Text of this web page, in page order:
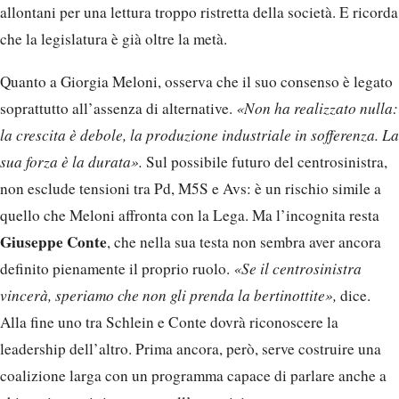
allontani per una lettura troppo ristretta della società. E ricorda
che la legislatura è già oltre la metà.
Quanto a Giorgia Meloni, osserva che il suo consenso è legato
soprattutto all’assenza di alternative. «Non ha realizzato nulla:
la crescita è debole, la produzione industriale in sofferenza. La
sua forza è la durata». Sul possibile futuro del centrosinistra,
non esclude tensioni tra Pd, M5S e Avs: è un rischio simile a
quello che Meloni affronta con la Lega. Ma l’incognita resta
Giuseppe Conte, che nella sua testa non sembra aver ancora
definito pienamente il proprio ruolo. «Se il centrosinistra
vincerà, speriamo che non gli prenda la bertinottite», dice.
Alla fine uno tra Schlein e Conte dovrà riconoscere la
leadership dell’altro. Prima ancora, però, serve costruire una
coalizione larga con un programma capace di parlare anche a